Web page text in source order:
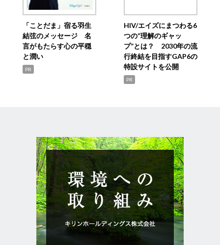
「ことだま」宿る羽生
結弦のメッセージ 名
言がもたらす心の平穏
と潤い
PR
HIV/エイズにまつわる6
つの“理解のギャッ
プ”とは？ 2030年の流
行終結を目指すGAP6の
特設サイトを公開
PR